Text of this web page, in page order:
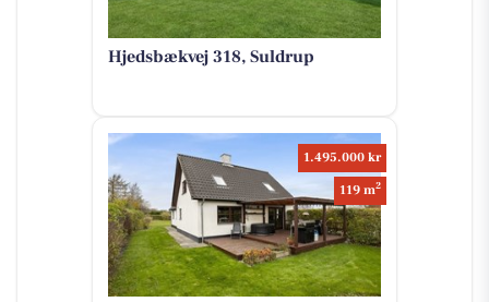
Hjedsbækvej 318, Suldrup
1.495.000 kr
119 m2